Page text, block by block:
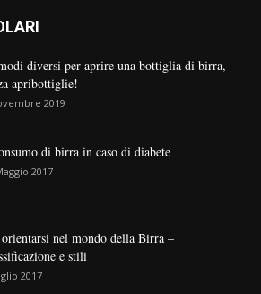
diversi per aprire una bottiglia di birra,
apribottiglie!
2019
di birra in caso di diabete
2017
nel mondo della Birra –
e stili
2017